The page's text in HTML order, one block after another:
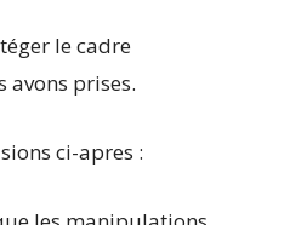
le cadre
prises.
ci-apres :